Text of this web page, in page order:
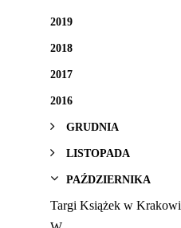
2019
2018
2017
2016
GRUDNIA
LISTOPADA
PAŹDZIERNIKA
Targi Książek w